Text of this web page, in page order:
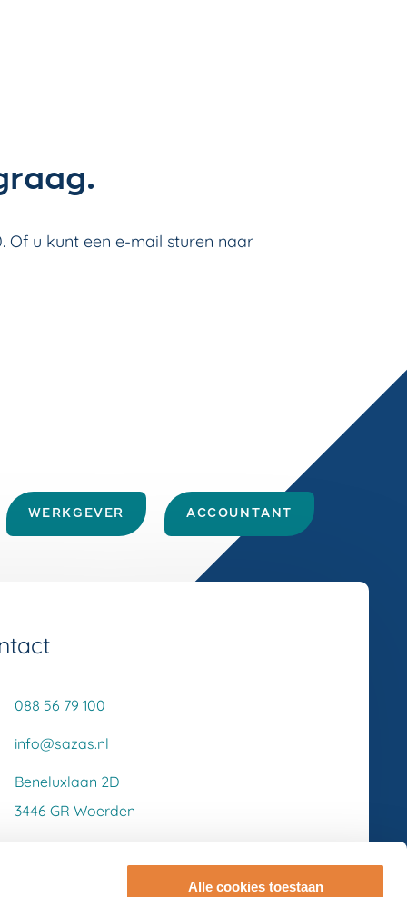
Alle cookies toestaan
Of u kunt een e-mail sturen naar
WERKGEVER ACCOUNTANT
088 56 79 100
info@sazas.nl
Beneluxlaan 2D
3446 GR Woerden